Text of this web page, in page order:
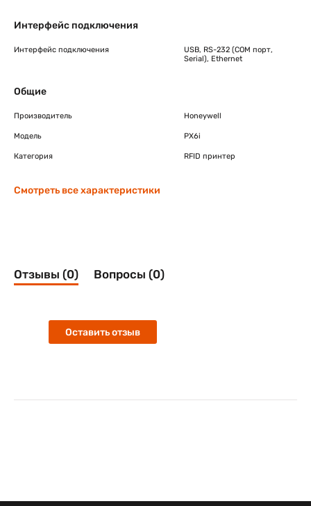
Интерфейс подключения
Интерфейс подключения
USB, RS-232 (COM порт,
Serial), Ethernet
Общие
Производитель Honeywell
Модель PX6i
Категория RFID принтер
Смотреть все характеристики
Отзывы (0) Вопросы (0)
Оставить отзыв